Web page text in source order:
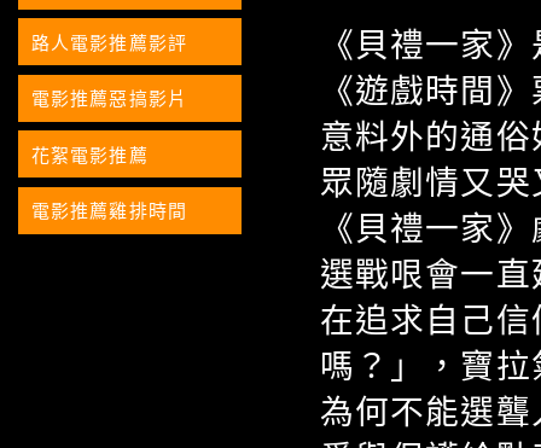
《貝禮一家
《遊戲時間
意料外的通
眾隨劇情又
《貝禮一家
選戰哏會一
在追求自己
嗎？」，寶
為何不能選
路人電影推薦影評
電影推薦惡搞影片
花絮電影推薦
電影推薦雞排時間